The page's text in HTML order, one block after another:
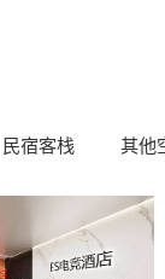
民宿客栈 其他